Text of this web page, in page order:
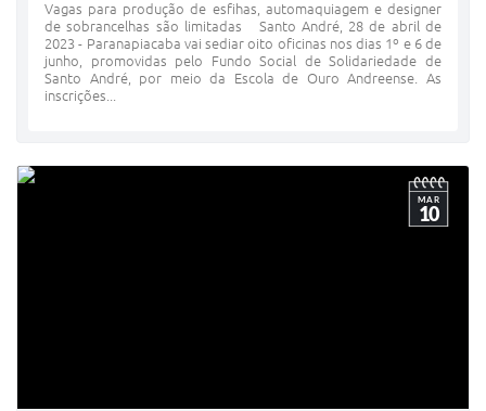
Vagas para produção de esfihas, automaquiagem e designer
de sobrancelhas são limitadas Santo André, 28 de abril de
2023 - Paranapiacaba vai sediar oito oficinas nos dias 1º e 6 de
junho, promovidas pelo Fundo Social de Solidariedade de
Santo André, por meio da Escola de Ouro Andreense. As
inscrições...
MAR
10